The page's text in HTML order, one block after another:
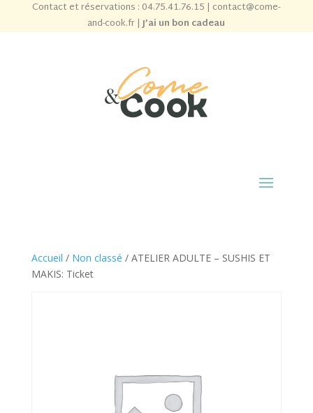
Contact et réservations : 04.75.41.76.15 | contact@come-
and-cook.fr|J’ai un bon cadeau
Accueil / Non classé / ATELIER ADULTE – SUSHIS ET
MAKIS: Ticket